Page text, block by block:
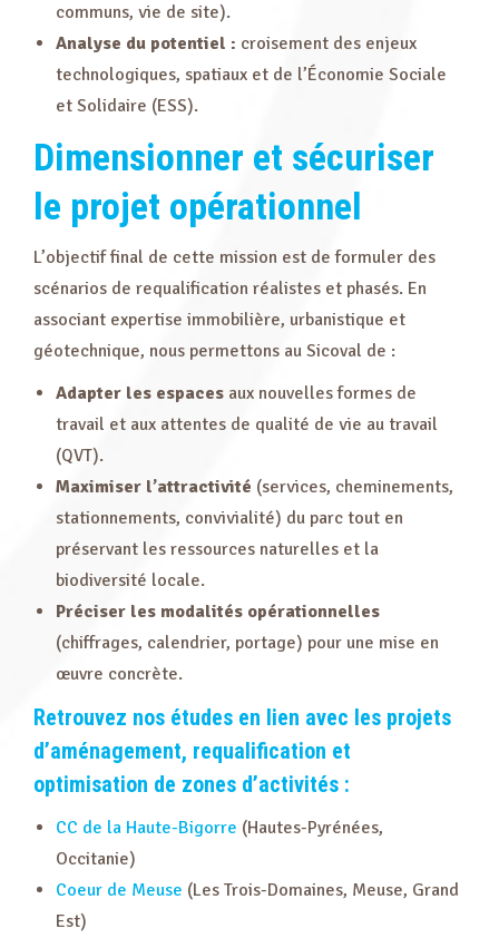
communs, vie de site).
Analyse du potentiel : croisement des enjeux
technologiques, spatiaux et de l’Économie Sociale
et Solidaire (ESS).
Dimensionner et sécuriser
le projet opérationnel
L’objectif final de cette mission est de formuler des
scénarios de requalification réalistes et phasés. En
associant expertise immobilière, urbanistique et
géotechnique, nous permettons au Sicoval de :
Adapter les espaces aux nouvelles formes de
travail et aux attentes de qualité de vie au travail
(QVT).
Maximiser l’attractivité (services, cheminements,
stationnements, convivialité) du parc tout en
préservant les ressources naturelles et la
biodiversité locale.
Préciser les modalités opérationnelles
(chiffrages, calendrier, portage) pour une mise en
œuvre concrète.
Retrouvez nos études en lien avec les projets
d’aménagement, requalification et
optimisation de zones d’activités :
CC de la Haute-Bigorre (Hautes-Pyrénées,
Occitanie)
Coeur de Meuse (Les Trois-Domaines, Meuse, Grand
Est)